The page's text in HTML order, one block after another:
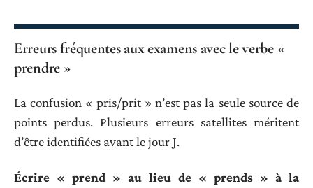
Erreurs fréquentes aux examens avec le verbe «
prendre »
La confusion « pris/prit » n’est pas la seule source de
points perdus. Plusieurs erreurs satellites méritent
d’être identifiées avant le jour J.
Écrire « prend » au lieu de « prends » à la